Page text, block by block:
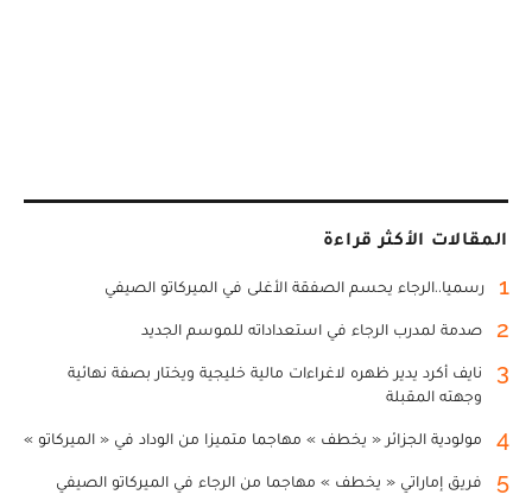
المقالات الأكثر قراءة
1 رسميا..الرجاء يحسم الصفقة الأغلى في الميركاتو الصيفي
2 صدمة لمدرب الرجاء في استعداداته للموسم الجديد
3
نايف أكرد يدير ظهره لاغراءات مالية خليجية ويختار بصفة نهائية
وجهته المقبلة
4 مولودية الجزائر « يخطف » مهاجما متميزا من الوداد في « الميركاتو »
5 فريق إماراتي « يخطف » مهاجما من الرجاء في الميركاتو الصيفي